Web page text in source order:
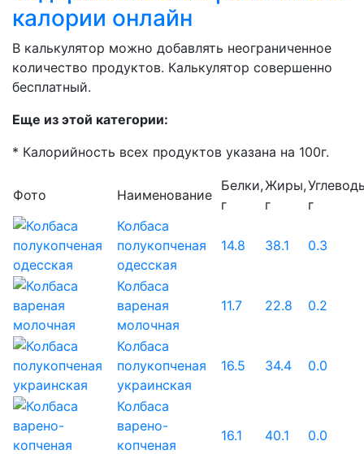
калории онлайн
В калькулятор можно добавлять неограниченное
количество продуктов. Калькулятор совершенно
бесплатный.
Еще из этой категории:
* Калорийность всех продуктов указана на 100г.
Фото Наименование
Белки,
г
Жиры,
г
г
Колбаса
полукопченая
одесская
14.8 38.1 0.3
Колбаса
вареная
молочная
11.7 22.8 0.2
Колбаса
полукопченая
украинская
16.5 34.4 0.0
Колбаса
варено-
копченая
16.1 40.1 0.0